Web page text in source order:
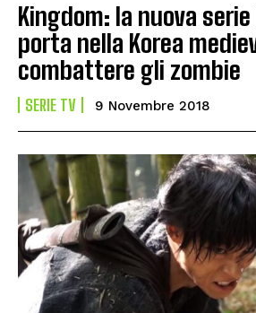
Kingdom: la nuova
porta nella Korea
combattere gli zombie
SERIE TV 9 Novembre 2018